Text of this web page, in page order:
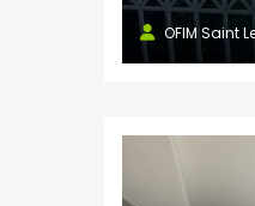
OFIM Saint
8 rue Marius